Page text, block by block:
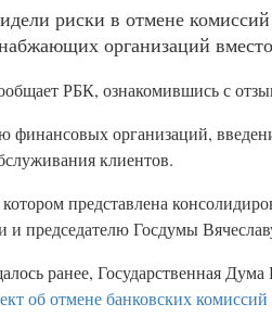
риски в отмене
организаций
РБК, ознакомившись с
организаций,
клиентов.
представлена
и председателю Госдумы
ранее, Государственная
об отмене банковских комиссий